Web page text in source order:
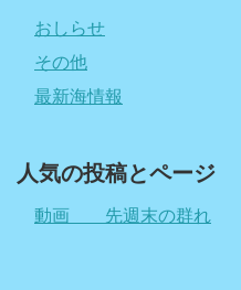
おしらせ
その他
最新海情報
人気の投稿とページ
動画 先週末の群れ